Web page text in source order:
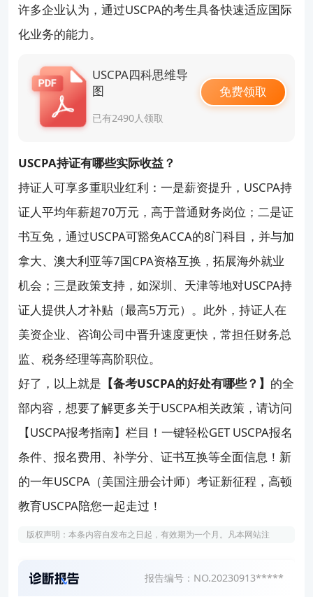
许多企业认为，通过USCPA的考生具备快速适应国际
化业务的能力。
USCPA四科思维导
图
已有2490人领取
免费领取
USCPA持证有哪些实际收益？
持证人可享多重职业红利：一是薪资提升，USCPA持
证人平均年薪超70万元，高于普通财务岗位；二是证
书互免，通过USCPA可豁免ACCA的8门科目，并与加
拿大、澳大利亚等7国CPA资格互换，拓展海外就业
机会；三是政策支持，如深圳、天津等地对USCPA持
证人提供人才补贴（最高5万元）。此外，持证人在
美资企业、咨询公司中晋升速度更快，常担任财务总
监、税务经理等高阶职位。
好了，以上就是 【备考USCPA的好处有哪些？】 的全
部内容，想要了解更多关于USCPA相关政策，请访问
【USCPA报考指南】栏目！一键轻松GET USCPA报名
条件、报名费用、补学分、证书互换等全面信息！新
的一年USCPA（美国注册会计师）考证新征程，高顿
教育USCPA陪您一起走过！
版权声明：本条内容自发布之日起，有效期为一个月。凡本网站注
不得转载、链接、转帖或以其他方式使用。 经本网站合法授权的，应
报告编号：NO.20230913*****